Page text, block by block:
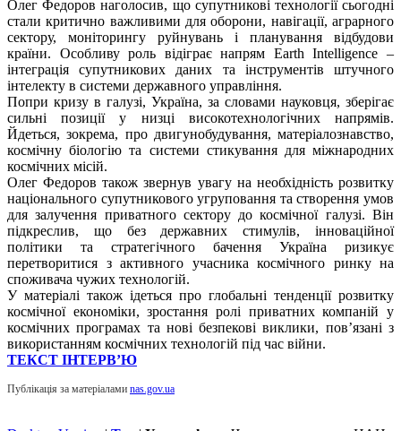
Олег Федоров наголосив, що супутникові технології сьогодні
стали критично важливими для оборони, навігації, аграрного
сектору, моніторингу руйнувань і планування відбудови
країни. Особливу роль відіграє напрям Earth Intelligence –
інтеграція супутникових даних та інструментів штучного
інтелекту в системи державного управління.
Попри кризу в галузі, Україна, за словами науковця, зберігає
сильні позиції у низці високотехнологічних напрямів.
Йдеться, зокрема, про двигунобудування, матеріалознавство,
космічну біологію та системи стикування для міжнародних
космічних місій.
Олег Федоров також звернув увагу на необхідність розвитку
національного супутникового угруповання та створення умов
для залучення приватного сектору до космічної галузі. Він
підкреслив, що без державних стимулів, інноваційної
політики та стратегічного бачення Україна ризикує
перетворитися з активного учасника космічного ринку на
споживача чужих технологій.
У матеріалі також ідеться про глобальні тенденції розвитку
космічної економіки, зростання ролі приватних компаній у
космічних програмах та нові безпекові виклики, пов’язані з
використанням космічних технологій під час війни.
ТЕКСТ ІНТЕРВ’Ю
Публікація за матеріалами nas.gov.ua